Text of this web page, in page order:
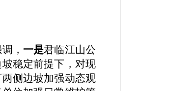
， 一是君临江山公
稳定前提下，对现
侧边坡加强动态观